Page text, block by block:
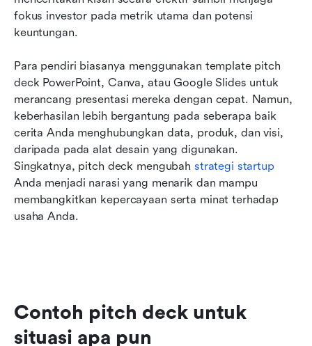
fokus investor pada metrik utama dan potensi
keuntungan.
Para pendiri biasanya menggunakan template pitch
deck PowerPoint, Canva, atau Google Slides untuk
merancang presentasi mereka dengan cepat. Namun,
keberhasilan lebih bergantung pada seberapa baik
cerita Anda menghubungkan data, produk, dan visi,
daripada pada alat desain yang digunakan.
Singkatnya, pitch deck mengubah strategi startup
Anda menjadi narasi yang menarik dan mampu
membangkitkan kepercayaan serta minat terhadap
usaha Anda.
Contoh pitch deck untuk
situasi apa pun